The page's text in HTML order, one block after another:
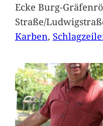
Ecke Burg-
Straße/
Karben,